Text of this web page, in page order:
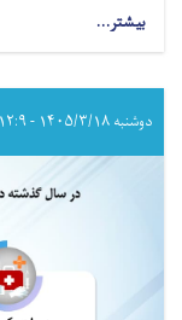
بیشتر...
در
گذشته
در
بادغیس
جراحی
دوشنبه ۱۴۰۵/۳/۱۸ - ۱۲:۹